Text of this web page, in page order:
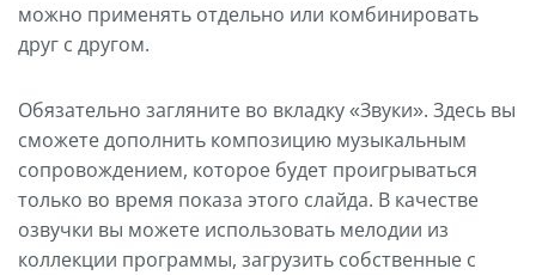
можно применять отдельно или комбинировать
друг с другом.
Обязательно загляните во вкладку «Звуки». Здесь вы
сможете дополнить композицию музыкальным
сопровождением, которое будет проигрываться
только во время показа этого слайда. В качестве
озвучки вы можете использовать мелодии из
коллекции программы, загрузить собственные с